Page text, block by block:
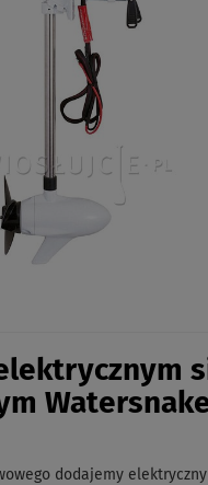
Watersnake
dodajemy